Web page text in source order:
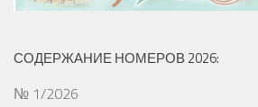
СОДЕРЖАНИЕ НОМЕРОВ 2026:
№ 1/2026